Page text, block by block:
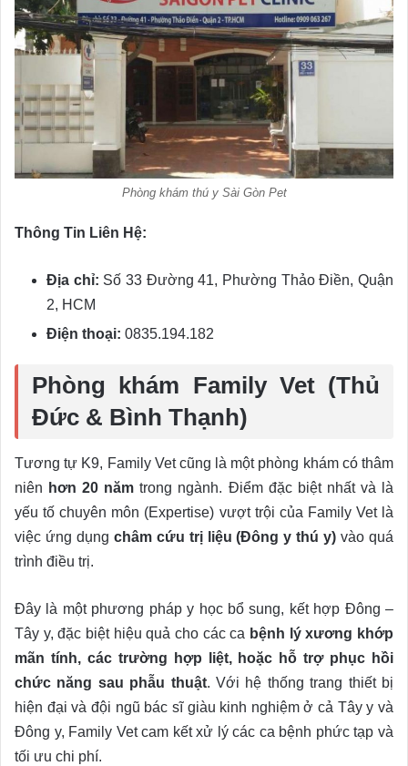
Phòng khám thú y Sài Gòn Pet
Thông Tin Liên Hệ:
Địa chỉ: Số 33 Đường 41, Phường Thảo Điền, Quận
2, HCM
Điện thoại: 0835.194.182
Phòng khám Family Vet (Thủ
Đức & Bình Thạnh)
Tương tự K9, Family Vet cũng là một phòng khám có thâm
niên hơn 20 năm trong ngành. Điểm đặc biệt nhất và là
yếu tố chuyên môn (Expertise) vượt trội của Family Vet là
việc ứng dụng châm cứu trị liệu (Đông y thú y) vào quá
trình điều trị.
Đây là một phương pháp y học bổ sung, kết hợp Đông –
Tây y, đặc biệt hiệu quả cho các ca bệnh lý xương khớp
mãn tính, các trường hợp liệt, hoặc hỗ trợ phục hồi
chức năng sau phẫu thuật. Với hệ thống trang thiết bị
hiện đại và đội ngũ bác sĩ giàu kinh nghiệm ở cả Tây y và
Đông y, Family Vet cam kết xử lý các ca bệnh phức tạp và
tối ưu chi phí.